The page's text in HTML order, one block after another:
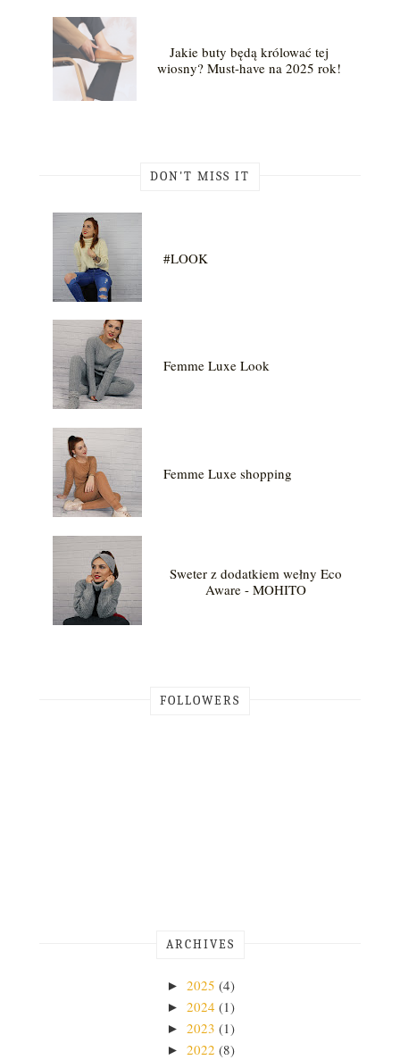
Jakie buty będą królować tej
wiosny? Must-have na 2025 rok!
DON'T MISS IT
#LOOK
Femme Luxe Look
Femme Luxe shopping
Sweter z dodatkiem wełny Eco
Aware - MOHITO
FOLLOWERS
ARCHIVES
► 2025 (4)
► 2024 (1)
► 2023 (1)
► 2022 (8)